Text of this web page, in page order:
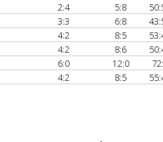
2:4 5:8
3:3 6:8
4:2 8:5
4:2 8:6
6:0 12:0
4:2 8:5